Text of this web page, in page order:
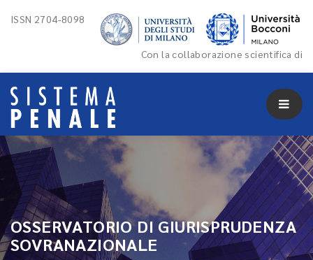
ISSN 2704-8098
Con la collaborazione scientifica di
OSSERVATORIO DI GIURISPRUDENZA
SOVRANAZIONALE